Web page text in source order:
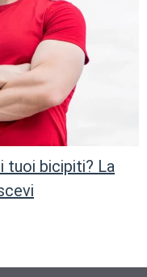
tuoi bicipiti? La